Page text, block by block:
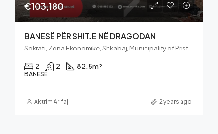
€103,180
BANESË PËR SHITJE NË DRAGODAN
Sokrati, Zona Ekonomike, Shkabaj, Municipality of Pristina, District of Prishtina, 10000, Kosovo
2 2 82.5m²
BANESË
Aktrim Arifaj 2 years ago